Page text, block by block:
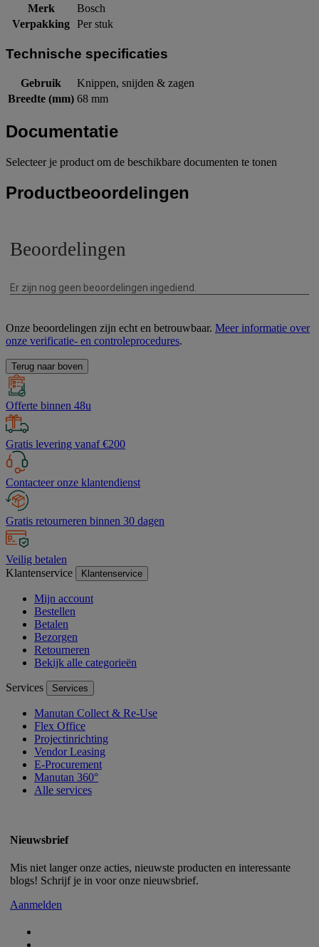
Merk
Bosch
Verpakking Per stuk
Technische specificaties
Gebruik
Knippen, snijden & zagen
Breedte (mm) 68 mm
Documentatie
Selecteer je product om de beschikbare documenten te tonen
Productbeoordelingen
Onze beoordelingen zijn echt en betrouwbaar. Meer informatie over
onze verificatie- en controleprocedures.
Terug naar boven
Offerte binnen 48u
Gratis levering vanaf €200
Contacteer onze klantendienst
Gratis retourneren binnen 30 dagen
Veilig betalen
Klantenservice
Klantenservice
Mijn account
Bestellen
Betalen
Bezorgen
Retourneren
Bekijk alle categorieën
Services Services
Manutan Collect & Re-Use
Flex Office
Projectinrichting
Vendor Leasing
E-Procurement
Manutan 360°
Alle services
Nieuwsbrief
Mis niet langer onze acties, nieuwste producten en interessante
blogs! Schrijf je in voor onze nieuwsbrief.
Aanmelden